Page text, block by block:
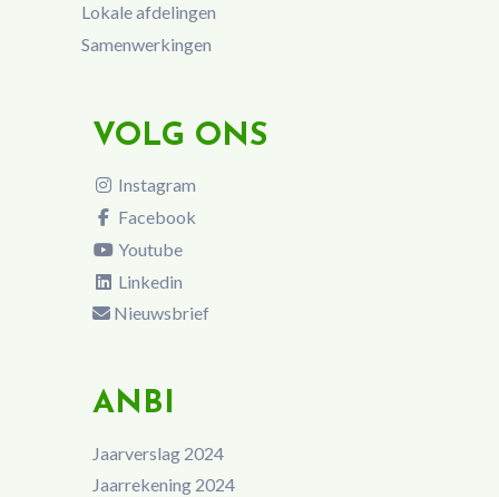
Lokale afdelingen
Samenwerkingen
VOLG ONS
Instagram
Facebook
Youtube
Linkedin
Nieuwsbrief
ANBI
Jaarverslag 2024
Jaarrekening 2024